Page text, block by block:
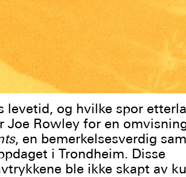
levetid, og hvilke spor
Joe Rowley for en
, en bemerkelsesverdig
i Trondheim. Disse
ble ikke skapt av